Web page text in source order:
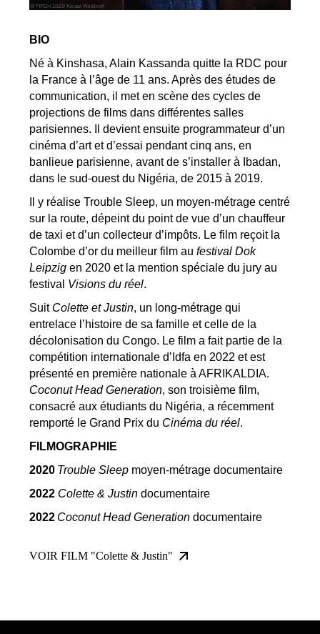
BIO
Né à Kinshasa, Alain Kassanda quitte la RDC pour
la France à l’âge de 11 ans. Après des études de
communication, il met en scène des cycles de
projections de films dans différentes salles
parisiennes. Il devient ensuite programmateur d’un
cinéma d’art et d’essai pendant cinq ans, en
banlieue parisienne, avant de s’installer à Ibadan,
dans le sud-ouest du Nigéria, de 2015 à 2019.
Il y réalise Trouble Sleep, un moyen-métrage centré
sur la route, dépeint du point de vue d’un chauffeur
de taxi et d’un collecteur d’impôts. Le film reçoit la
Colombe d’or du meilleur film aufestival Dok
Leipzig en 2020 et la mention spéciale du jury au
festival Visions du réel.
Suit Colette et Justin, un long-métrage qui
entrelace l’histoire de sa famille et celle de la
décolonisation du Congo. Le film a fait partie de la
compétition internationale d’Idfa en 2022 et est
présenté en première nationale à AFRIKALDIA.
Coconut Head Generation, son troisième film,
consacré aux étudiants du Nigéria, a récemment
remporté le Grand Prix du Cinéma du réel.
FILMOGRAPHIE
2020 Trouble Sleep moyen-métrage documentaire
2022 Colette & Justindocumentaire
2022 Coconut Head Generation documentaire
VOIR FILM "Colette & Justin"